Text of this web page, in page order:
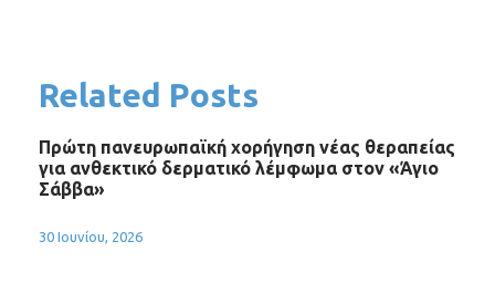
Related Posts
Πρώτη πανευρωπαϊκή χορήγηση νέας θεραπείας
για ανθεκτικό δερματικό λέμφωμα στον «Άγιο
Σάββα»
30 Ιουνίου, 2026